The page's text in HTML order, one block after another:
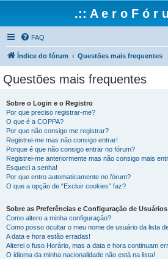
.:: A e r o F ó r
FAQ
Índice do fórum Questões mais frequentes
Questões mais frequentes
Sobre o Login e o Registro
Por que preciso registrar-me?
O que é a COPPA?
Por que não consigo me registrar?
Registrei-me mas não consigo entrar!
Porque é que não consigo entrar no fórum?
Registrei-me anteriormente mas não consigo mais
Esqueci a senha!
Por que entro automaticamente no fórum?
O que a opção de “Excluir cookies” faz?
Sobre as Preferências e Configuração de Usuários
Como altero a minha configuração?
Como posso ocultar o meu nome de usuário da lista
A data e hora estão erradas!
Alterei o fuso Horário, mas a data e hora continuam
O idioma da minha nacionalidade não está na lista!